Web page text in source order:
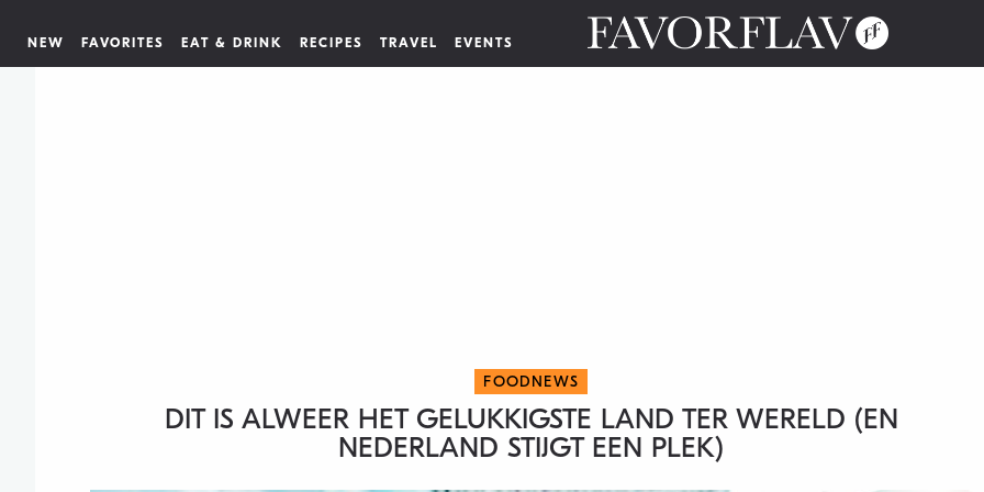
NEW FAVORITES EAT & DRINK RECIPES TRAVEL EVENTS
FOODNEWS
DIT IS ALWEER HET GELUKKIGSTE LAND TER WERELD (EN
NEDERLAND STIJGT EEN PLEK)